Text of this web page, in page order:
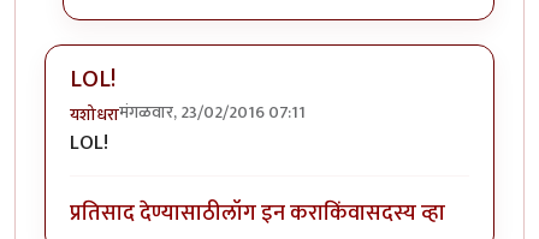
LOL!
यशोधरामंगळवार, 23/02/2016 07:11
LOL!
प्रतिसाद देण्यासाठीलॉग इन कराकिंवासदस्य व्हा